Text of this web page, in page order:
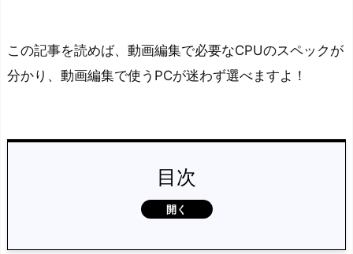
この記事を読めば、動画編集で必要なCPUのスペックが
分かり、動画編集で使うPCが迷わず選べますよ！
目次